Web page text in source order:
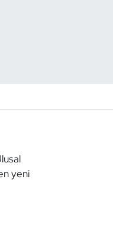
yeni